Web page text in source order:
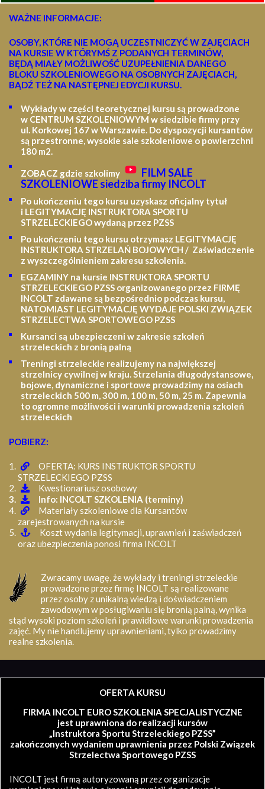
WAŻNE INFORMACJE:
OSOBY, KTÓRE NIE MOGĄ UCZESTNICZYĆ W ZAJĘCIACH
NA KURSIE W KTÓRYMŚ Z PODANYCH TERMINÓW,
BĘDĄ MIAŁY MOŻLIWOŚĆ UZUPEŁNIENIA DANEGO
BLOKU SZKOLENIOWEGO NA OSOBNYCH ZAJĘCIACH,
BĄDŹ TEŻ NA NASTĘPNEJ EDYCJI KURSU.
Wykłady w części teoretycznej kursu są prowadzone
w CENTRUM SZKOLENIOWYM w siedzibie firmy przy
ul. Korkowej 167 w Warszawie. Do dyspozycji kursantów
są przestronne, wysokie sale szkoleniowe o powierzchni
180 m2.
ZOBACZ gdzie szkolimy
FILM SALE
SZKOLENIOWE siedziba firmy INCOLT
Po ukończeniu tego kursu uzyskasz oficjalny tytuł
i LEGITYMACJĘ INSTRUKTORA SPORTU
STRZELECKIEGO wydaną przez PZSS
Po ukończeniu tego kursu otrzymasz LEGITYMACJĘ
INSTRUKTORA STRZELAŃ BOJOWYCH / Zaświadczenie
z wyszczególnieniem zakresu szkolenia.
EGZAMINY na kursie INSTRUKTORA SPORTU
STRZELECKIEGO PZSS organizowanego przez FIRMĘ
INCOLT zdawane są bezpośrednio podczas kursu,
NATOMIAST LEGITYMACJĘ WYDAJE POLSKI ZWIĄZEK
STRZELECTWA SPORTOWEGO PZSS
Kursanci są ubezpieczeni w zakresie szkoleń
strzeleckich z bronią palną
Treningi strzeleckie realizujemy na największej
strzelnicy cywilnej w kraju. Strzelania długodystansowe,
bojowe, dynamiczne i sportowe prowadzimy na osiach
strzeleckich 500 m, 300 m, 100 m, 50 m, 25 m. Zapewnia
to ogromne możliwości i warunki prowadzenia szkoleń
strzeleckich
POBIERZ:
OFERTA: KURS INSTRUKTOR SPORTU
STRZELECKIEGO PZSS
Kwestionariusz osobowy
Info: INCOLT SZKOLENIA (terminy)
Materiały szkoleniowe dla Kursantów
zarejestrowanych na kursie
Koszt wydania legitymacji, uprawnień i zaświadczeń
oraz ubezpieczenia ponosi firma INCOLT
Zwracamy uwagę, że wykłady i treningi strzeleckie
prowadzone przez firmę INCOLT są realizowane
przez osoby z unikalną wiedzą i doświadczeniem
zawodowym w posługiwaniu się bronią palną, wynika
stąd wysoki poziom szkoleń i prawidłowe warunki prowadzenia
zajęć. My nie handlujemy uprawnieniami, tylko prowadzimy
realne szkolenia.
OFERTA KURSU
FIRMA INCOLT EURO SZKOLENIA SPECJALISTYCZNE
jest uprawniona do realizacji kursów
„Instruktora Sportu Strzeleckiego PZSS”
zakończonych wydaniem uprawnienia przez Polski Związek
Strzelectwa Sportowego PZSS
INCOLT jest firmą autoryzowaną przez organizacje